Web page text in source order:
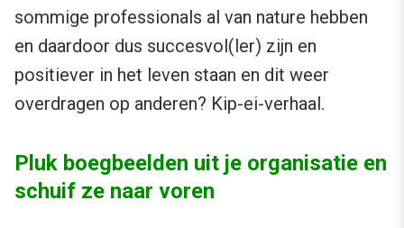
sommige professionals al van nature hebben
en daardoor dus succesvol(ler) zijn en
positiever in het leven staan en dit weer
overdragen op anderen? Kip-ei-verhaal.
Pluk boegbeelden uit je organisatie en
schuif ze naar voren